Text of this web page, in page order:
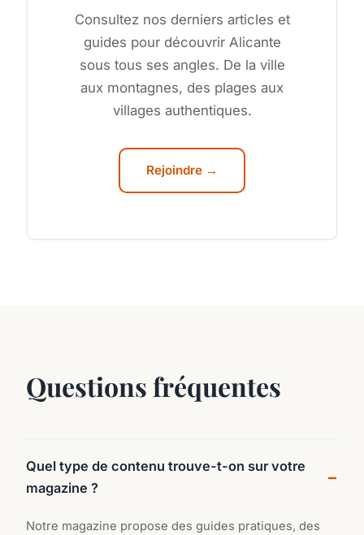
Consultez nos derniers articles et
guides pour découvrir Alicante
sous tous ses angles. De la ville
aux montagnes, des plages aux
villages authentiques.
Rejoindre →
Questions fréquentes
Quel type de contenu trouve-t-on sur votre
magazine ?
Notre magazine propose des guides pratiques, des